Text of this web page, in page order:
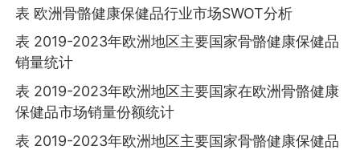
表 欧洲骨骼健康保健品行业市场SWOT分析
表 2019-2023年欧洲地区主要国家骨骼健康保健品
销量统计
表 2019-2023年欧洲地区主要国家在欧洲骨骼健康
保健品市场销量份额统计
表 2019-2023年欧洲地区主要国家骨骼健康保健品